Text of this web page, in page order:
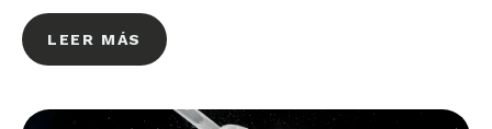
LEER MÁS